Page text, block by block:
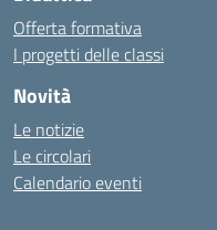
Offerta formativa
I progetti delle classi
Novità
Le notizie
Le circolari
Calendario eventi